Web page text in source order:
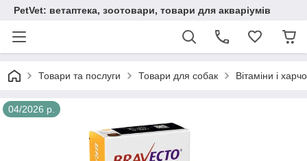
PetVet: ветаптека, зоотовари, товари для акваріумів
Товари та послуги Товари для собак Вітаміни і
04/2026 р.